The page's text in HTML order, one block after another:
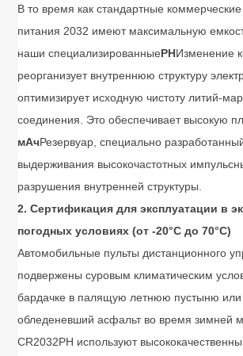
В то время как стандартные
питания 2032 имеют максимальную
наши специализированныеPHИзменение
реорганизует внутреннюю структуру
оптимизирует исходную чистоту литий-
соединения. Это обеспечивает высокую
мАчРезервуар, специально
выдерживания высокочастотных
разрушения внутренней структуры.
2. Сертификация для эксплуатации в
погодных условиях (от -20°C до 70°C)
Автомобильные пульты дистанционного
подвержены суровым климатическим
бардачке в палящую летнюю пустыню
обледеневший асфальт во время зимней
CR2032PH используют